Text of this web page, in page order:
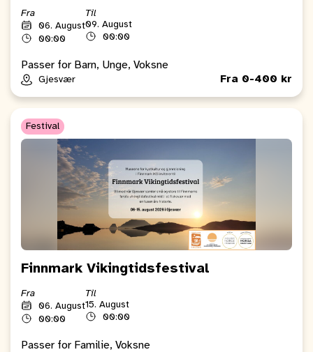
Fra
06. August
00:00
Til
09. August
00:00
Passer for Barn, Unge, Voksne
Gjesvær Fra 0-400 kr
Festival
Finnmark Vikingtidsfestival
Fra
06. August
00:00
Til
15. August
00:00
Passer for Familie, Voksne